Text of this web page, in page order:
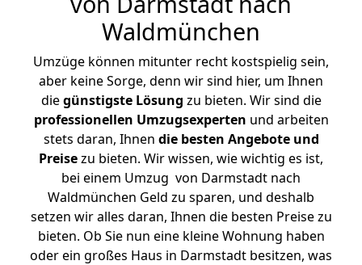
Waldmünchen
Umzüge können mitunter recht kostspielig sein,
aber keine Sorge, denn wir sind hier, um Ihnen
diegünstigste Lösung zu bieten. Wir sind die
professionellen Umzugsexperten und arbeiten
stets daran, Ihnen die besten Angebote und
Preisezu bieten. Wir wissen, wie wichtig es ist,
bei einem Umzug von Darmstadt nach
Waldmünchen Geld zu sparen, und deshalb
setzen wir alles daran, Ihnen die besten Preise zu
bieten. Ob Sie nun eine kleine Wohnung haben
oder ein großes Haus in Darmstadt besitzen, was